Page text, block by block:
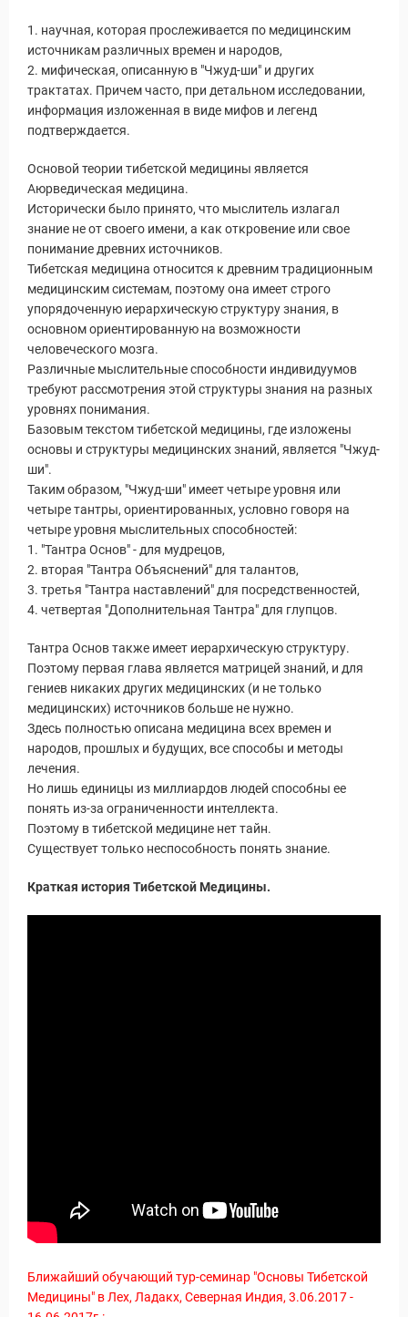
Статьи
1. научная, которая прослеживается по медицинским
источникам различных времен и народов,
2. мифическая, описанную в "Чжуд-ши" и других
трактатах. Причем часто, при детальном исследовании,
информация изложенная в виде мифов и легенд
подтверждается.
Основой теории тибетской медицины является
Аюрведическая медицина.
Исторически было принято, что мыслитель излагал
знание не от своего имени, а как откровение или свое
понимание древних источников.
Тибетская медицина относится к древним традиционным
медицинским системам, поэтому она имеет строго
упорядоченную иерархическую структуру знания, в
основном ориентированную на возможности
человеческого мозга.
Различные мыслительные способности индивидуумов
требуют рассмотрения этой структуры знания на разных
уровнях понимания.
Базовым текстом тибетской медицины, где изложены
основы и структуры медицинских знаний, является "Чжуд-
ши".
Таким образом, "Чжуд-ши" имеет четыре уровня или
четыре тантры, ориентированных, условно говоря на
четыре уровня мыслительных способностей:
1. "Тантра Основ" - для мудрецов,
2. вторая "Тантра Объяснений" для талантов,
3. третья "Тантра наставлений" для посредственностей,
4. четвертая "Дополнительная Тантра" для глупцов.
Тантра Основ также имеет иерархическую структуру.
Поэтому первая глава является матрицей знаний, и для
гениев никаких других медицинских (и не только
медицинских) источников больше не нужно.
Здесь полностью описана медицина всех времен и
народов, прошлых и будущих, все способы и методы
лечения.
Но лишь единицы из миллиардов людей способны ее
понять из-за ограниченности интеллекта.
Поэтому в тибетской медицине нет тайн.
Существует только неспособность понять знание.
Краткая история Тибетской Медицины.
Ближайший обучающий тур-семинар "Основы Тибетской
Медицины" в Лех, Ладакх, Северная Индия, 3.06.2017 -